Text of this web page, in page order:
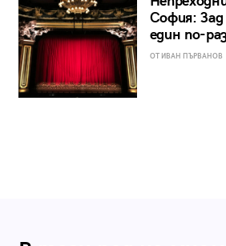
София: Зад
един по-
ОТ ИВАН ПЪРВАНОВ